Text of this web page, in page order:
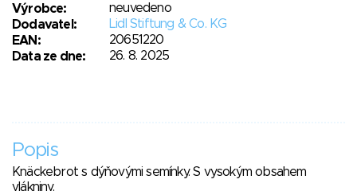
Výrobce:
neuvedeno
Dodavatel:
Lidl Stiftung & Co. KG
EAN:
20651220
Data ze dne:
26. 8. 2025
Popis
Knäckebrot s dýňovými semínky. S vysokým obsahem
vlákniny.